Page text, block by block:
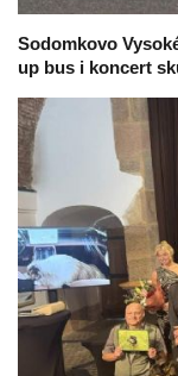
Sodomkovo
up bus i koncert